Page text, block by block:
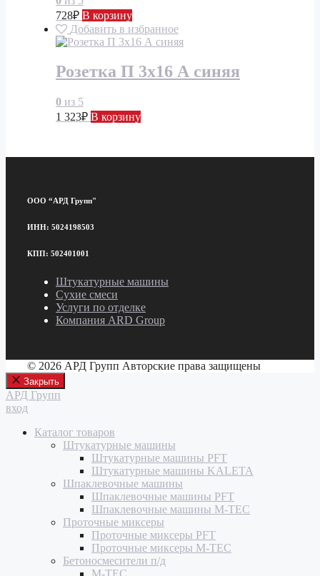
728₽ В корзину
Добавить в избранное
Розетка П 3х16 А синяя
0 из 5
1 323₽ В корзину
ООО “АРД Групп"
ИНН: 5024198503
КПП: 502401001
Штукатурные машины
Сухие смеси
Услуги по отделке
Компания ARD Group
© 2026 АРД Групп Авторские права защищены
Закрыть
АРД Групп
вход
Каталог товаров
Штукатурные машины
Штукатурные машины PFT
Штукатурные машины KALETA
Шпаклевочные машины
Шпаклевочные машины PFT
Шпаклевочные машины M-TEC
Проточные миксеры
Проточные миксеры PFT
Проточные миксеры M-TEC
Бетоносмесители п/д
M-TEC